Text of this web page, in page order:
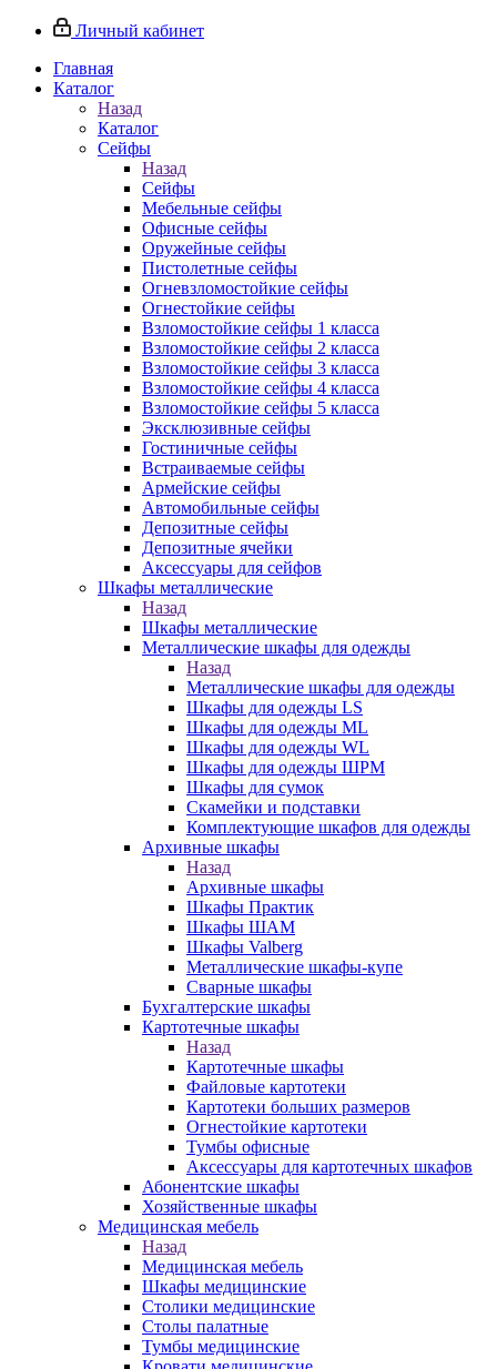
Личный кабинет
Главная
Каталог
Назад
Каталог
Сейфы
Назад
Сейфы
Мебельные сейфы
Офисные сейфы
Оружейные сейфы
Пистолетные сейфы
Огневзломостойкие сейфы
Огнестойкие сейфы
Взломостойкие сейфы 1 класса
Взломостойкие сейфы 2 класса
Взломостойкие сейфы 3 класса
Взломостойкие сейфы 4 класса
Взломостойкие сейфы 5 класса
Эксклюзивные сейфы
Гостиничные сейфы
Встраиваемые сейфы
Армейские сейфы
Автомобильные сейфы
Депозитные сейфы
Депозитные ячейки
Аксессуары для сейфов
Шкафы металлические
Назад
Шкафы металлические
Металлические шкафы для одежды
Назад
Металлические шкафы для одежды
Шкафы для одежды LS
Шкафы для одежды ML
Шкафы для одежды WL
Шкафы для одежды ШРМ
Шкафы для сумок
Скамейки и подставки
Комплектующие шкафов для одежды
Архивные шкафы
Назад
Архивные шкафы
Шкафы Практик
Шкафы ШАМ
Шкафы Valberg
Металлические шкафы-купе
Сварные шкафы
Бухгалтерские шкафы
Картотечные шкафы
Назад
Картотечные шкафы
Файловые картотеки
Картотеки больших размеров
Огнестойкие картотеки
Тумбы офисные
Аксессуары для картотечных шкафов
Абонентские шкафы
Хозяйственные шкафы
Медицинская мебель
Назад
Медицинская мебель
Шкафы медицинские
Столики медицинские
Столы палатные
Тумбы медицинские